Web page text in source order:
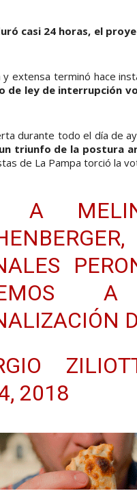
casi 24 horas, el
extensa terminó hace
de ley de interrupción
durante todo el día de
triunfo de la postura
de La Pampa torció la
A
2018